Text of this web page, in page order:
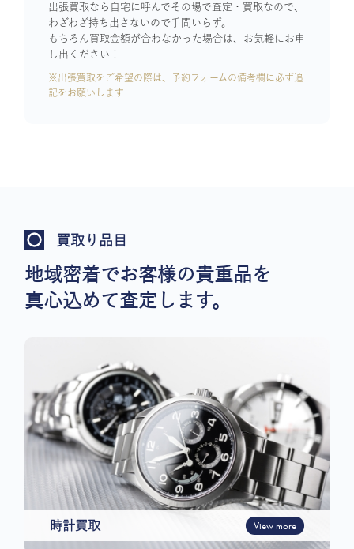
出張買取なら自宅に呼んでその場で査定・買取なので、
わざわざ持ち出さないので手間いらず。
もちろん買取金額が合わなかった場合は、お気軽にお申
し出ください！
※出張買取をご希望の際は、予約フォームの備考欄に必ず追
記をお願いします
買取り品目
地域密着でお客様の貴重品を
真心込めて査定します。
時計買取 View more